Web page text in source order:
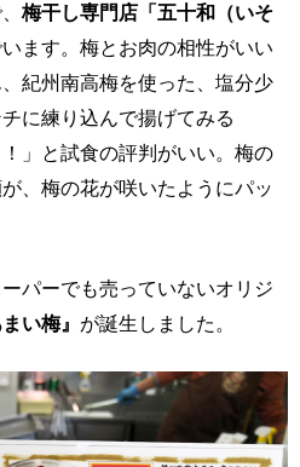
梅干し専門店「五十和（いそ
ます。梅とお肉の相性がいい
紀州南高梅を使った、塩分少
に練り込んで揚げてみる
」と試食の評判がいい。梅の
、梅の花が咲いたようにパッ
パーでも売っていないオリジ
い梅』 が誕生しました。